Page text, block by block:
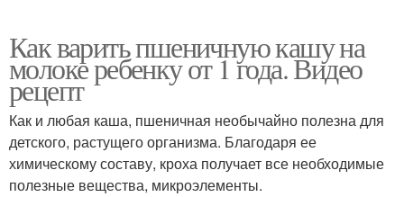
Как варить пшеничную кашу на
молоке ребенку от 1 года. Видео
рецепт
Как и любая каша, пшеничная необычайно полезна для
детского, растущего организма. Благодаря ее
химическому составу, кроха получает все необходимые
полезные вещества, микроэлементы.